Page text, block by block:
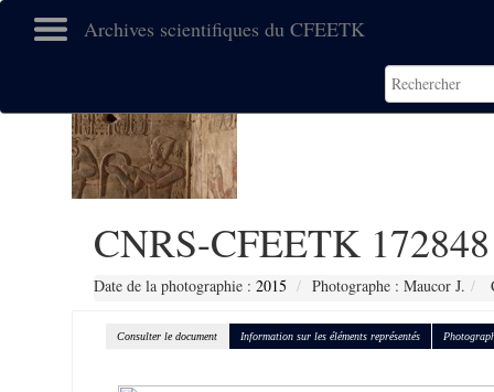
Archives scientifiques du CFEETK
CNRS-CFEETK 172848
Date de la photographie : 2015 Photographe : Maucor J.
Consulter le document Information sur les éléments représentés